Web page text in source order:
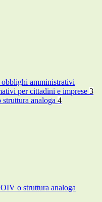
obblighi amministrativi
per cittadini e imprese 3
analoga 4
o struttura analoga